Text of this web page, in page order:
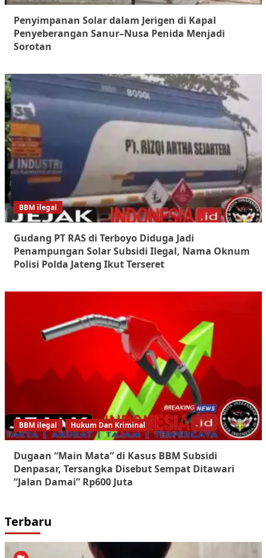
Penyimpanan Solar dalam Jerigen di Kapal
Penyeberangan Sanur–Nusa Penida Menjadi
Sorotan
BBM ilegal
Gudang PT RAS di Terboyo Diduga Jadi
Penampungan Solar Subsidi Ilegal, Nama Oknum
Polisi Polda Jateng Ikut Terseret
BBM ilegal Hukum Dan Kriminal
Dugaan “Main Mata” di Kasus BBM Subsidi
Denpasar, Tersangka Disebut Sempat Ditawari
“Jalan Damai” Rp600 Juta
Terbaru